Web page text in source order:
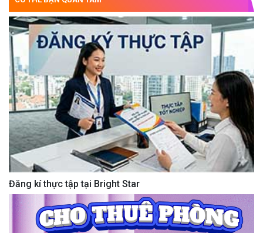
Đăng kí thực tập tại Bright Star